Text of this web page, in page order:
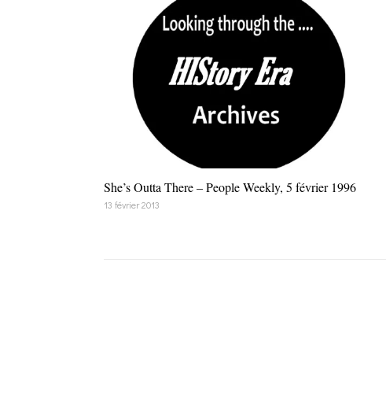
She’s Outta There – People Weekly, 5 février 1996
13 février 2013